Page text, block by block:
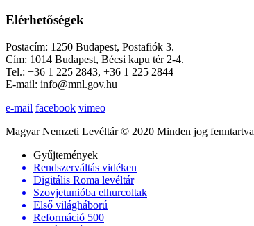
Elérhetőségek
Postacím: 1250 Budapest, Postafiók 3.
Cím: 1014 Budapest, Bécsi kapu tér 2-4.
Tel.: +36 1 225 2843, +36 1 225 2844
E-mail: info@mnl.gov.hu
e-mail facebook vimeo
Magyar Nemzeti Levéltár © 2020 Minden jog fenntartva
Gyűjtemények
Rendszerváltás vidéken
Digitális Roma levéltár
Szovjetunióba elhurcoltak
Első világháború
Reformáció 500